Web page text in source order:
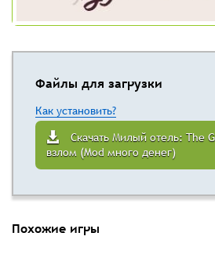
Файлы для загрузки
Как установить?
Скачать Милый отель: The
взлом (Mod много денег)
Похожие игры